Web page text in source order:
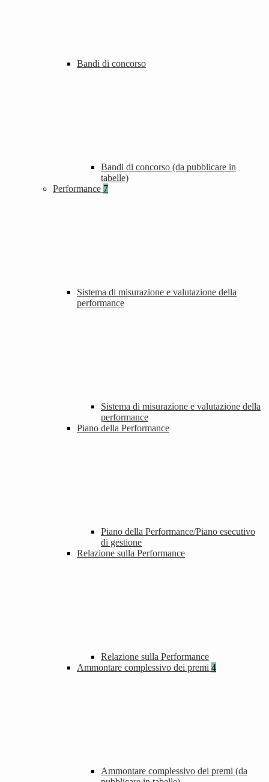
Bandi di concorso
Bandi di concorso (da pubblicare in
tabelle)
Performance 7
Sistema di misurazione e valutazione della
performance
Sistema di misurazione e valutazione della
performance
Piano della Performance
Piano della Performance/Piano esecutivo
di gestione
Relazione sulla Performance
Relazione sulla Performance
Ammontare complessivo dei premi 4
Ammontare complessivo dei premi (da